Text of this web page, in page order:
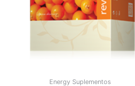
Energy Suplementos